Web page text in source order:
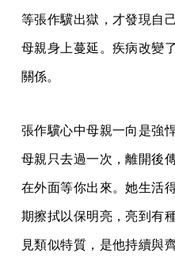
等張作驥出獄，才發現自
母親身上蔓延。疾病改變
關係。
張作驥心中母親一向是強
母親只去過一次，離開後
在外面等你出來。她生活
期擦拭以保明亮，亮到有
見類似特質，是他持續與